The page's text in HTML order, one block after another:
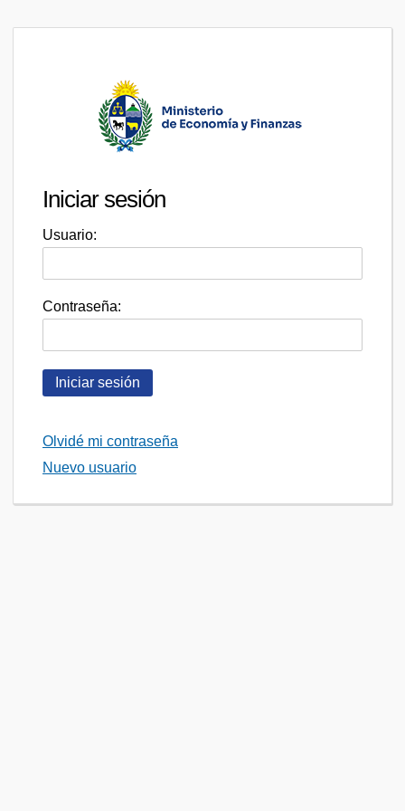
Iniciar sesión
Usuario:
Contraseña:
Olvidé mi contraseña
Nuevo usuario